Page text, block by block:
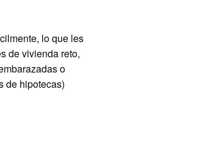
lo que les
de vivienda reto,
o
de hipotecas)